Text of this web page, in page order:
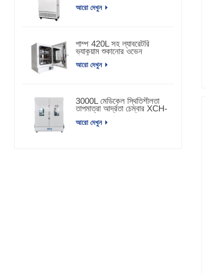
আরো দেখুন
পাম্প 420L সহ ল্যাবরেটরি
ভ্যাকুয়াম শুকানোর ওভেন
আরো দেখুন
3000L মেডিকেল স্থিতিশীলতা
তাপমাত্রা আর্দ্রতা চেম্বার XCH-
3000SD
আরো দেখুন